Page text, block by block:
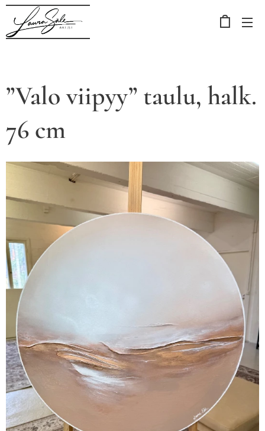
”Valo viipyy” taulu, halk.
76 cm